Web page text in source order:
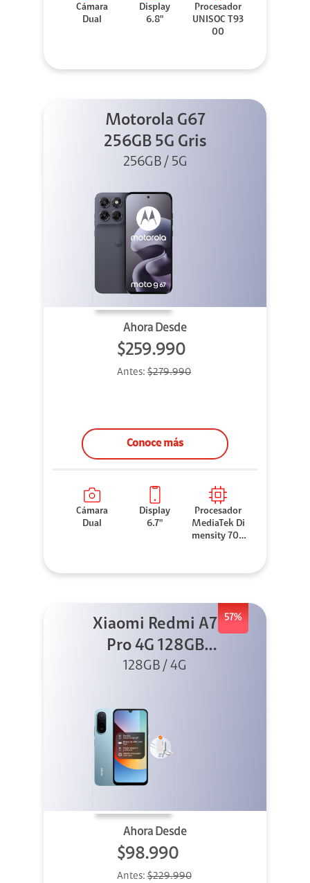
Cámara
Dual
Display
6.8"
Procesador
UNISOC T93
00
Motorola G67
256GB 5G Gris
256GB / 5G
Ahora Desde
$259.990
Antes: $279.990
Conoce más
Cámara
Dual
Display
6.7"
Procesador
MediaTek Di
mensity 706
57%
Xiaomi Redmi A7
Pro 4G 128GB
Azul + Cargador
128GB / 4G
Ahora Desde
$98.990
Antes:$229.990